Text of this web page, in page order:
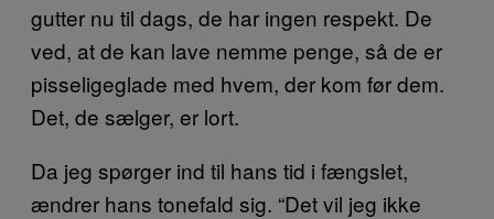
gutter nu til dags, de har ingen respekt. De
ved, at de kan lave nemme penge, så de er
pisseligeglade med hvem, der kom før dem.
Det, de sælger, er lort.
Da jeg spørger ind til hans tid i fængslet,
ændrer hans tonefald sig. “Det vil jeg ikke